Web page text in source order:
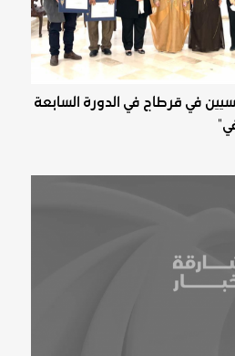
4 أدباء تونسيين في قرطاج في الدورة السابعة